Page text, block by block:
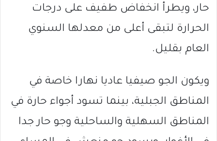
حار، ويطرأ انخفاض طفيف على درجات
الحرارة لتبقى أعلى من معدلها السنوي
العام بقليل.
ويكون الجو صيفيا عاديا نهارا خاصة في
المناطق الجبلية، بينما تسود أجواء حارة في
المناطق السهلية والساحلية وجو حار جدا